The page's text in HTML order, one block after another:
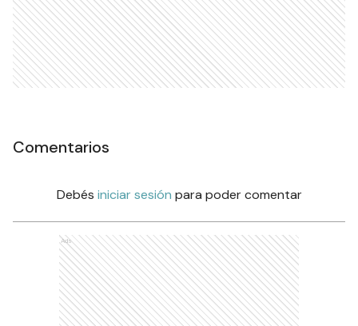
Comentarios
Debés iniciar sesión para poder comentar
Ads